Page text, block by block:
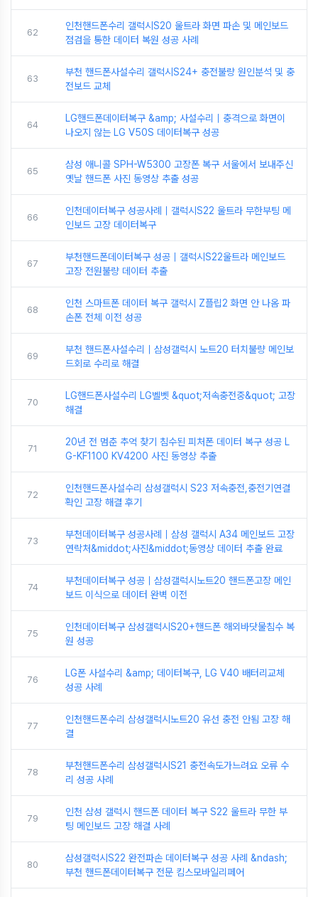
62
인천핸드폰수리 갤럭시S20 울트라 화면 파손 및 메인보드
점검을 통한 데이터 복원 성공 사례
63
부천 핸드폰사설수리 갤럭시S24+ 충전불량 원인분석 및 충
전보드 교체
64
LG핸드폰데이터복구 &amp; 사설수리｜충격으로 화면이
나오지 않는 LG V50S 데이터복구 성공
65
삼성 애니콜 SPH-W5300 고장폰 복구 서울에서 보내주신
옛날 핸드폰 사진 동영상 추출 성공
66
인천데이터복구 성공사례｜갤럭시S22 울트라 무한부팅 메
인보드 고장 데이터복구
67
부천핸드폰데이터복구 성공｜갤럭시S22울트라 메인보드
고장 전원불량 데이터 추출
68
인천 스마트폰 데이터 복구 갤럭시 Z플립2 화면 안 나옴 파
손폰 전체 이전 성공
69
부천 핸드폰사설수리｜삼성갤럭시 노트20 터치불량 메인보
드회로 수리로 해결
70
LG핸드폰사설수리 LG벨벳 &quot;저속충전중&quot; 고장
해결
71
20년 전 멈춘 추억 찾기 침수된 피처폰 데이터 복구 성공 L
G-KF1100 KV4200 사진 동영상 추출
72
인천핸드폰사설수리 삼성갤럭시 S23 저속충전,충전기연결
확인 고장 해결 후기
73
부천데이터복구 성공사례｜삼성 갤럭시 A34 메인보드 고장
연락처&middot;사진&middot;동영상 데이터 추출 완료
74
부천데이터복구 성공｜삼성갤럭시노트20 핸드폰고장 메인
보드 이식으로 데이터 완벽 이전
75
인천데이터복구 삼성갤럭시S20+핸드폰 해외바닷물침수 복
원 성공
76
LG폰 사설수리 &amp; 데이터복구, LG V40 배터리교체
성공 사례
77
인천핸드폰수리 삼성갤럭시노트20 유선 충전 안됨 고장 해
결
78
부천핸드폰수리 삼성갤럭시S21 충전속도가느려요 오류 수
리 성공 사례
79
인천 삼성 갤럭시 핸드폰 데이터 복구 S22 울트라 무한 부
팅 메인보드 고장 해결 사례
80
삼성갤럭시S22 완전파손 데이터복구 성공 사례 &ndash;
부천 핸드폰데이터복구 전문 킴스모바일리페어